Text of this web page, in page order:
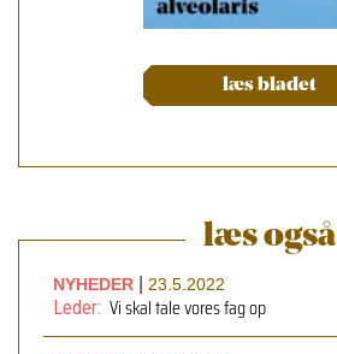
læs bladet
læs også
NYHEDER 23.5.2022
Leder: Vi skal tale vores fag op